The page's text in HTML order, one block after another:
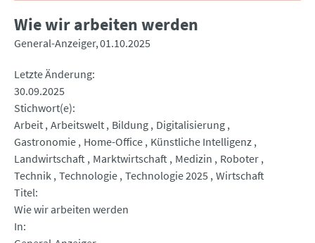
Wie wir arbeiten werden
General-Anzeiger 01.10.2025
Letzte Änderung
30.09.2025
Stichwort(e)
Arbeit Arbeitswelt Bildung Digitalisierung
Gastronomie Home-Office Künstliche Intelligenz
Landwirtschaft Marktwirtschaft Medizin
Roboter
Technik Technologie Technologie 2025 Wirtschaft
Titel
Wie wir arbeiten werden
In